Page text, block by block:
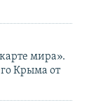
мира».
Крыма от